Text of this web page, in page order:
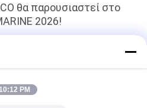
θα παρουσιαστεί στο
2026!
PM